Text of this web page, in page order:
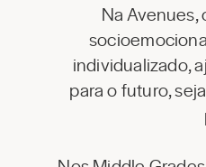
Na
individualizado,
para o futuro,